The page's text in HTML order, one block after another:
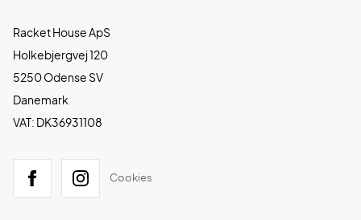
Racket House ApS
Holkebjergvej 120
5250 Odense SV
Danemark
VAT: DK36931108
Cookies